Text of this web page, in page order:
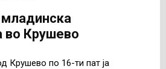
во Крушево
Крушево по 16-ти пат ја